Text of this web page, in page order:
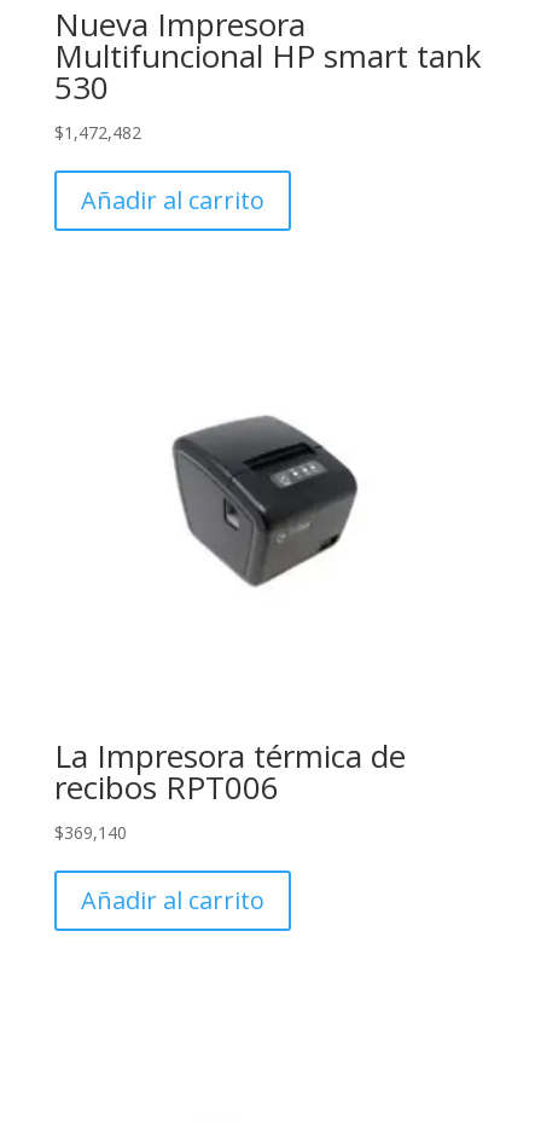
Nueva Impresora
Multifuncional HP smart tank
530
$1,472,482
Añadir al carrito
La Impresora térmica de
recibos RPT006
$369,140
Añadir al carrito